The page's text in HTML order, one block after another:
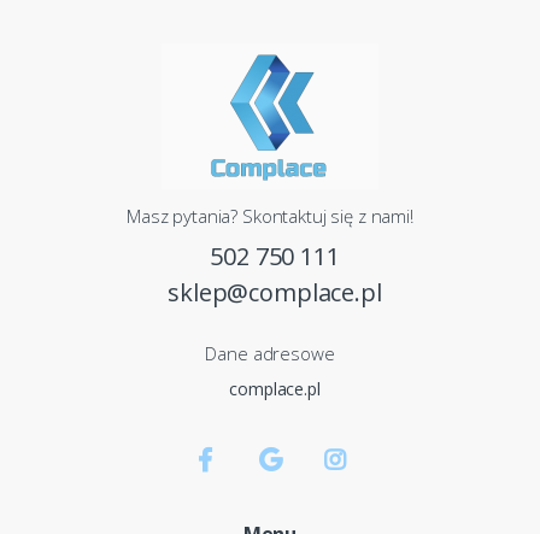
Masz pytania? Skontaktuj się z nami!
502 750 111
sklep@complace.pl
Dane adresowe
complace.pl